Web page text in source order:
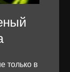
только в